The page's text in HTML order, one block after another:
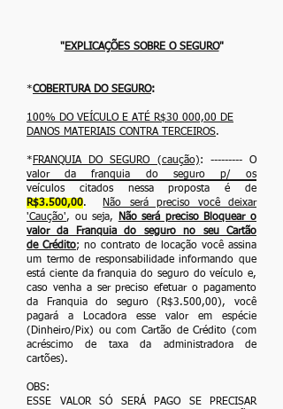
"EXPLICAÇÕES SOBRE O SEGURO"
*COBERTURA DO SEGURO:
100% DO VEÍCULO E ATÉ R$30 000,00 DE
DANOS MATERIAIS CONTRA TERCEIROS.
* FRANQUIA DO SEGURO (caução): --------- O
valor da franquia do seguro p/ os
veículos citados nessa proposta é de
R$3.500,00.
Não será preciso você deixar
'Caução', ou seja,
Não será preciso Bloquear o
valor da Franquia do seguro no seu Cartão
de Crédito; no contrato de locação você assina
um termo de responsabilidade informando que
está ciente da franquia do seguro do veículo e,
caso venha a ser preciso efetuar o pagamento
da Franquia do seguro (R$3.500,00), você
pagará a Locadora esse valor em espécie
(Dinheiro/Pix) ou com Cartão de Crédito (com
acréscimo de taxa da administradora de
cartões).
OBS:
ESSE VALOR SÓ SERÁ PAGO SE PRECISAR